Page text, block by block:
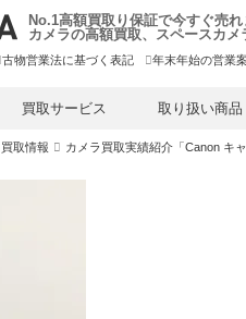
No.1高額買取り保証で今すぐ売れ
カメラの高額買取、スペースカメ
古物営業法に基づく表記 年末年始の営業
買取サービス 取り扱い商品
取情報 カメラ買取実績紹介「Canon キ